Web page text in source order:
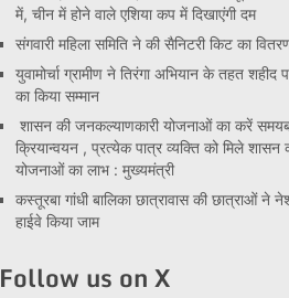
में, चीन में होने वाले एशिया कप में दिखाएंगी दम
संगवारी महिला समिति ने की सैनिटरी किट का
युवामोर्चा ग्रामीण ने तिरंगा अभियान के तहत शहीद
का किया सम्मान
शासन की जनकल्याणकारी योजनाओं का करें
क्रियान्वयन , प्रत्येक पात्र व्यक्ति को मिले शासन
योजनाओं का लाभ : मुख्यमंत्री
कस्तूरबा गांधी बालिका छात्रावास की छात्राओं ने
हाईवे किया जाम
Follow us on X